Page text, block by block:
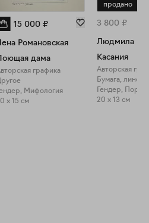
15 000 ₽
Романовская
дама
графика
Мифология
x 15 см
продано
3 800 ₽
Людмила
Касания
Авторская
Бумага, линер
Гендер,
20 x 13 см